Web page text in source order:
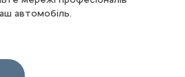
автомобіль.